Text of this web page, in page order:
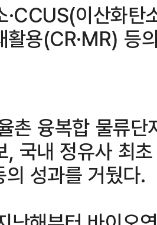
이산화탄
활용(CR·MR) 등
촌 융복합 물류
, 국내 정유사 최
성과를 거뒀다.